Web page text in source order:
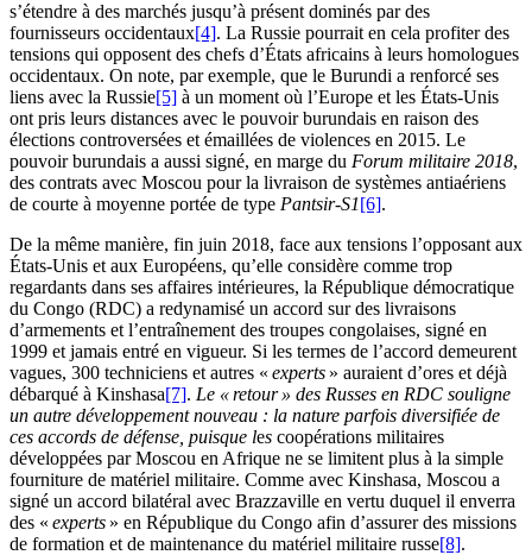
s’étendre à des marchés jusqu’à présent dominés par des
fournisseurs occidentaux[4]. La Russie pourrait en cela profiter des
tensions qui opposent des chefs d’États africains à leurs homologues
occidentaux. On note, par exemple, que le Burundi a renforcé ses
liens avec la Russie[5] à un moment où l’Europe et les États-Unis
ont pris leurs distances avec le pouvoir burundais en raison des
élections controversées et émaillées de violences en 2015. Le
pouvoir burundais a aussi signé, en marge du Forum militaire 2018,
des contrats avec Moscou pour la livraison de systèmes antiaériens
de courte à moyenne portée de type Pantsir-S1[6].
De la même manière, fin juin 2018, face aux tensions l’opposant aux
États-Unis et aux Européens, qu’elle considère comme trop
regardants dans ses affaires intérieures, la République démocratique
du Congo (RDC) a redynamisé un accord sur des livraisons
d’armements et l’entraînement des troupes congolaises, signé en
1999 et jamais entré en vigueur. Si les termes de l’accord demeurent
vagues, 300 techniciens et autres « experts » auraient d’ores et déjà
débarqué à Kinshasa[7]. Le « retour » des Russes en RDC souligne
un autre développement nouveau : la nature parfois diversifiée de
ces accords de défense, puisque les coopérations militaires
développées par Moscou en Afrique ne se limitent plus à la simple
fourniture de matériel militaire. Comme avec Kinshasa, Moscou a
signé un accord bilatéral avec Brazzaville en vertu duquel il enverra
des « experts » en République du Congo afin d’assurer des missions
de formation et de maintenance du matériel militaire russe[8].